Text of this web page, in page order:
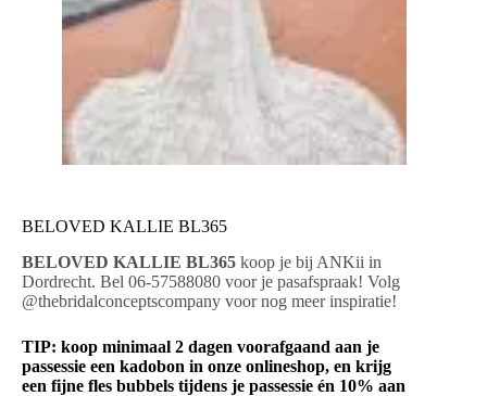
BELOVED KALLIE BL365
BELOVED KALLIE BL365 koop je bij ANKii in
Dordrecht. Bel 06-57588080 voor je pasafspraak! Volg
@thebridalconceptscompany voor nog meer inspiratie!
TIP: koop minimaal 2 dagen voorafgaand aan je
passessie een kadobon in onze onlineshop, en krijg
een fijne fles bubbels tijdens je passessie én 10% aan